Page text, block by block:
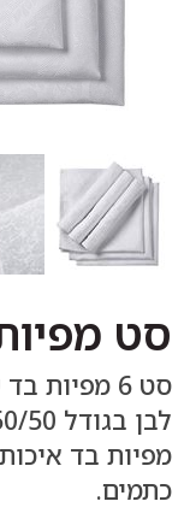
סט
סט 6
כתמים.